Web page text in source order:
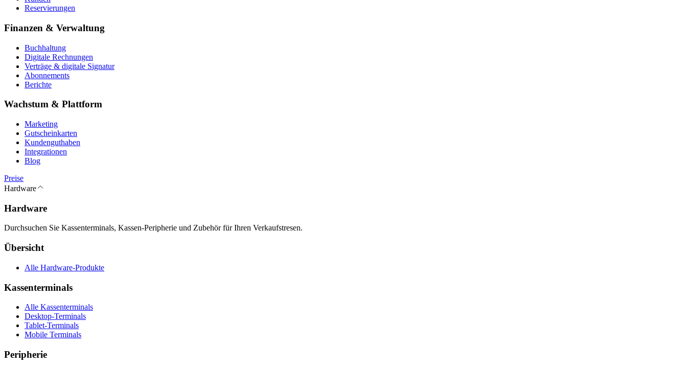
Reservierungen
Finanzen & Verwaltung
Buchhaltung
Digitale Rechnungen
Verträge & digitale Signatur
Abonnements
Berichte
Wachstum & Plattform
Marketing
Gutscheinkarten
Kundenguthaben
Integrationen
Blog
Preise
Hardware
Hardware
Durchsuchen Sie Kassenterminals, Kassen-Peripherie und Zubehör für Ihren Verkaufstresen.
Übersicht
Alle Hardware-Produkte
Kassenterminals
Alle Kassenterminals
Desktop-Terminals
Tablet-Terminals
Mobile Terminals
Peripherie